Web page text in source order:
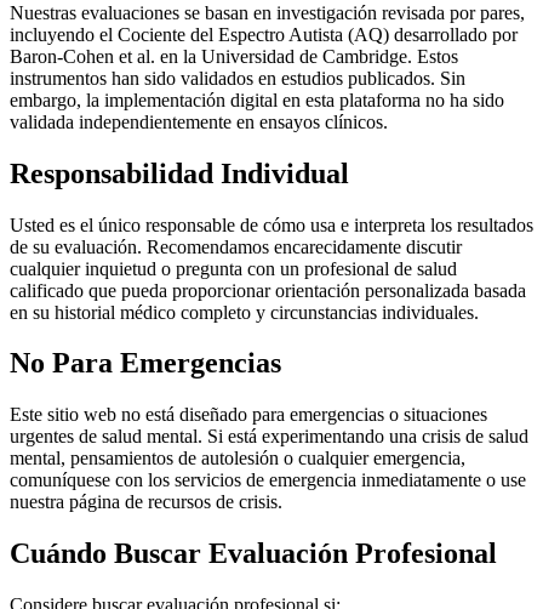
Nuestras evaluaciones se basan en investigación revisada por pares,
incluyendo el Cociente del Espectro Autista (AQ) desarrollado por
Baron-Cohen et al. en la Universidad de Cambridge. Estos
instrumentos han sido validados en estudios publicados. Sin
embargo, la implementación digital en esta plataforma no ha sido
validada independientemente en ensayos clínicos.
Responsabilidad Individual
Usted es el único responsable de cómo usa e interpreta los resultados
de su evaluación. Recomendamos encarecidamente discutir
cualquier inquietud o pregunta con un profesional de salud
calificado que pueda proporcionar orientación personalizada basada
en su historial médico completo y circunstancias individuales.
No Para Emergencias
Este sitio web no está diseñado para emergencias o situaciones
urgentes de salud mental. Si está experimentando una crisis de salud
mental, pensamientos de autolesión o cualquier emergencia,
comuníquese con los servicios de emergencia inmediatamente o use
nuestra página de recursos de crisis.
Cuándo Buscar Evaluación Profesional